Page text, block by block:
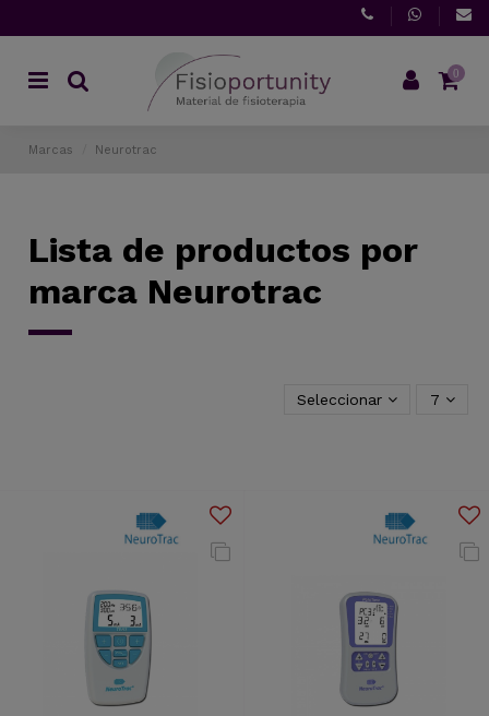
0
Marcas Neurotrac
Lista de productos por
marca Neurotrac
Seleccionar 7